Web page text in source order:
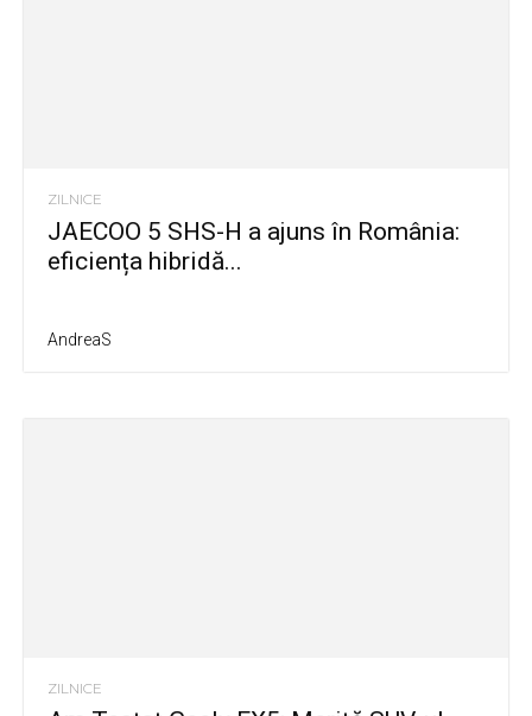
ZILNICE
JAECOO 5 SHS-H a ajuns în România:
eficiența hibridă...
AndreaS
ZILNICE